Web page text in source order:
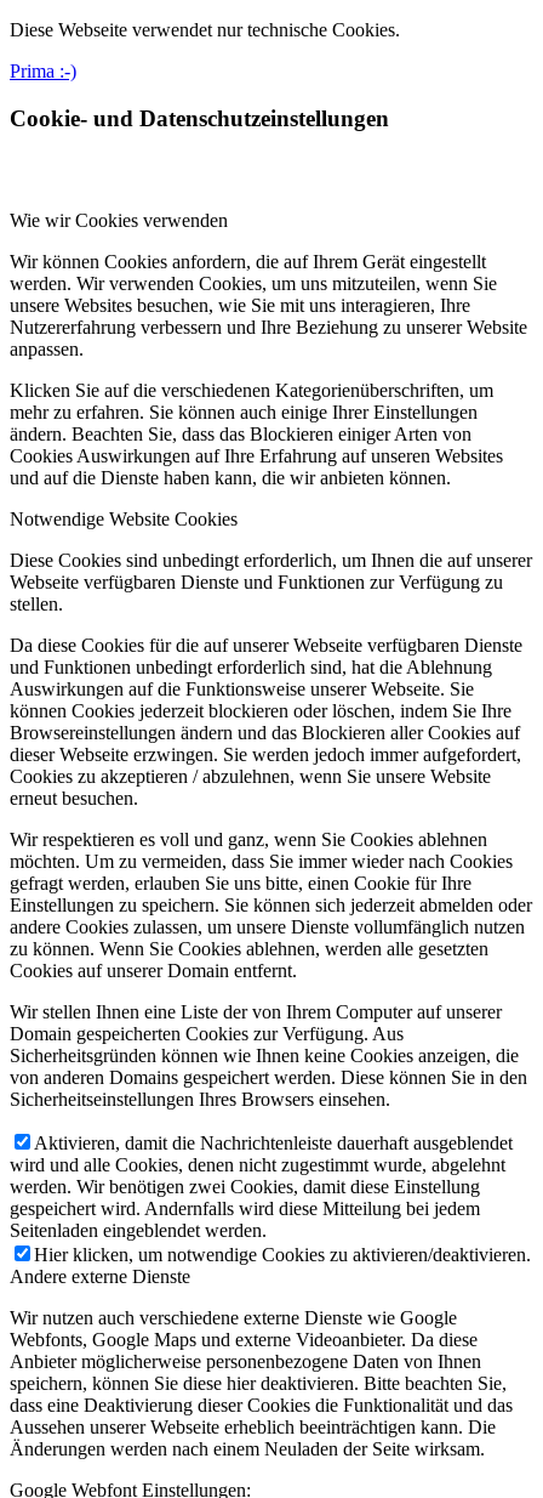
Diese Webseite verwendet nur technische Cookies.
Prima :-)
Cookie- und Datenschutzeinstellungen
Wie wir Cookies verwenden
Wir können Cookies anfordern, die auf Ihrem Gerät eingestellt
werden. Wir verwenden Cookies, um uns mitzuteilen, wenn Sie
unsere Websites besuchen, wie Sie mit uns interagieren, Ihre
Nutzererfahrung verbessern und Ihre Beziehung zu unserer Website
anpassen.
Klicken Sie auf die verschiedenen Kategorienüberschriften, um
mehr zu erfahren. Sie können auch einige Ihrer Einstellungen
ändern. Beachten Sie, dass das Blockieren einiger Arten von
Cookies Auswirkungen auf Ihre Erfahrung auf unseren Websites
und auf die Dienste haben kann, die wir anbieten können.
Notwendige Website Cookies
Diese Cookies sind unbedingt erforderlich, um Ihnen die auf unserer
Webseite verfügbaren Dienste und Funktionen zur Verfügung zu
stellen.
Da diese Cookies für die auf unserer Webseite verfügbaren Dienste
und Funktionen unbedingt erforderlich sind, hat die Ablehnung
Auswirkungen auf die Funktionsweise unserer Webseite. Sie
können Cookies jederzeit blockieren oder löschen, indem Sie Ihre
Browsereinstellungen ändern und das Blockieren aller Cookies auf
dieser Webseite erzwingen. Sie werden jedoch immer aufgefordert,
Cookies zu akzeptieren / abzulehnen, wenn Sie unsere Website
erneut besuchen.
Wir respektieren es voll und ganz, wenn Sie Cookies ablehnen
möchten. Um zu vermeiden, dass Sie immer wieder nach Cookies
gefragt werden, erlauben Sie uns bitte, einen Cookie für Ihre
Einstellungen zu speichern. Sie können sich jederzeit abmelden oder
andere Cookies zulassen, um unsere Dienste vollumfänglich nutzen
zu können. Wenn Sie Cookies ablehnen, werden alle gesetzten
Cookies auf unserer Domain entfernt.
Wir stellen Ihnen eine Liste der von Ihrem Computer auf unserer
Domain gespeicherten Cookies zur Verfügung. Aus
Sicherheitsgründen können wie Ihnen keine Cookies anzeigen, die
von anderen Domains gespeichert werden. Diese können Sie in den
Sicherheitseinstellungen Ihres Browsers einsehen.
Aktivieren, damit die Nachrichtenleiste dauerhaft ausgeblendet
wird und alle Cookies, denen nicht zugestimmt wurde, abgelehnt
werden. Wir benötigen zwei Cookies, damit diese Einstellung
gespeichert wird. Andernfalls wird diese Mitteilung bei jedem
Seitenladen eingeblendet werden.
Hier klicken, um notwendige Cookies zu aktivieren/deaktivieren.
Andere externe Dienste
Wir nutzen auch verschiedene externe Dienste wie Google
Webfonts, Google Maps und externe Videoanbieter. Da diese
Anbieter möglicherweise personenbezogene Daten von Ihnen
speichern, können Sie diese hier deaktivieren. Bitte beachten Sie,
dass eine Deaktivierung dieser Cookies die Funktionalität und das
Aussehen unserer Webseite erheblich beeinträchtigen kann. Die
Änderungen werden nach einem Neuladen der Seite wirksam.
Google Webfont Einstellungen: